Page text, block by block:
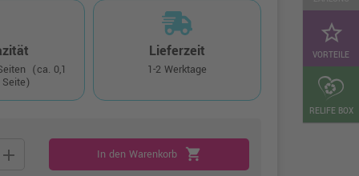
star_border
VORTEILE
RELIFE BOX
(ca. 0,1
Lieferzeit
1-2 Werktage
add In den Warenkorb shopping_cart